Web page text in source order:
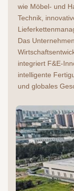
wie Möbel- und
Technik,
Das
integriert F&E-
intelligente
und globales